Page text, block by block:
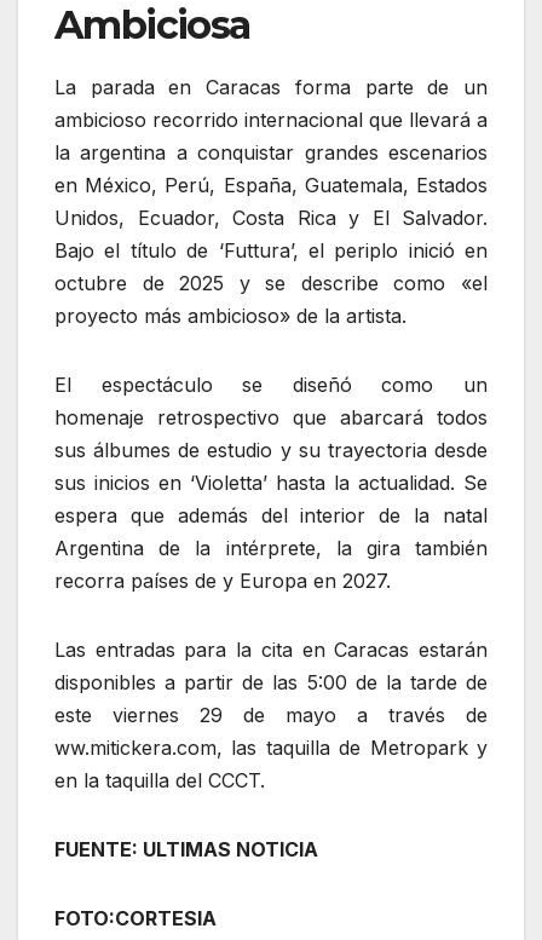
Ambiciosa
La parada en Caracas forma parte de un
ambicioso recorrido internacional que llevará a
la argentina a conquistar grandes escenarios
en México, Perú, España, Guatemala, Estados
Unidos, Ecuador, Costa Rica y El Salvador.
Bajo el título de ‘Futtura’, el periplo inició en
octubre de 2025 y se describe como «el
proyecto más ambicioso» de la artista.
El espectáculo se diseñó como un
homenaje retrospectivo que abarcará todos
sus álbumes de estudio y su trayectoria desde
sus inicios en ‘Violetta’ hasta la actualidad. Se
espera que además del interior de la natal
Argentina de la intérprete, la gira también
recorra países de y Europa en 2027.
Las entradas para la cita en Caracas estarán
disponibles a partir de las 5:00 de la tarde de
este viernes 29 de mayo a través de
ww.mitickera.com, las taquilla de Metropark y
en la taquilla del CCCT.
FUENTE: ULTIMAS NOTICIA
FOTO:CORTESIA